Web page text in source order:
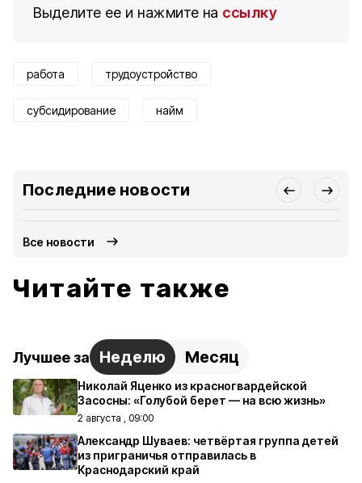
Выделите ее и нажмите на ссылку
работа трудоустройство
субсидирование найм
Последние новости
Все новости
Читайте также
Лучшее за Неделю Месяц
Николай Яценко из красногвардейской
Засосны: «Голубой берет — на всю жизнь»
2 августа , 09:00
Александр Шуваев: четвёртая группа детей
из приграничья отправилась в
Краснодарский край